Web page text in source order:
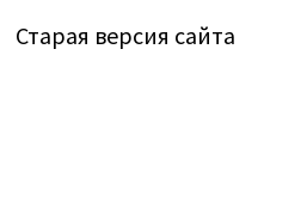
Старая версия сайта